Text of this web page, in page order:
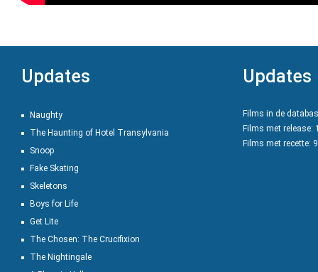
Updates
Naughty
The Haunting of Hotel Transylvania
Snoop
Fake Skating
Skeletons
Boys for Life
Get Lite
The Chosen: The Crucifixion
The Nightingale
Updates
Films in de
Films met release:
Films met recette: